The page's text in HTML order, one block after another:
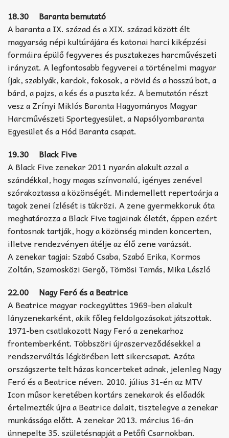
18.30 Baranta bemutató
A baranta a IX. század és a XIX. század között élt
magyarság népi kultúrájára és katonai harci kiképzési
formáira épülő fegyveres és pusztakezes harcművészeti
irányzat. A legfontosabb fegyverei a történelmi magyar
íjak, szablyák, kardok, fokosok, a rövid és a hosszú bot, a
bárd, a pajzs, a kés és a puszta kéz. A bemutatón részt
vesz a Zrínyi Miklós Baranta Hagyományos Magyar
Harcművészeti Sportegyesület, a Napsólyombaranta
Egyesület és a Hód Baranta csapat.
19.30 Black Five
A Black Five zenekar 2011 nyarán alakult azzal a
szándékkal, hogy magas színvonalú, igényes zenével
szórakoztassa a közönségét. Mindemellett repertoárja a
tagok zenei ízlését is tükrözi. A zene gyermekkoruk óta
meghatározza a Black Five tagjainak életét, éppen ezért
fontosnak tartják, hogy a közönség minden koncerten,
illetve rendezvényen átélje az élő zene varázsát.
A zenekar tagjai: Szabó Csaba, Szabó Erika, Kormos
Zoltán, Szamosközi Gergő, Tömösi Tamás, Mika László
22.00 Nagy Feró és a Beatrice
A Beatrice magyar rockegyüttes 1969-ben alakult
lányzenekarként, akik főleg feldolgozásokat játszottak.
1971-ben csatlakozott Nagy Feró a zenekarhoz
frontemberként. Többszöri újraszerveződésekkel a
rendszerváltás légkörében lett sikercsapat. Azóta
országszerte telt házas koncerteket adnak, jelenleg Nagy
Feró és a Beatrice néven. 2010. július 31-én az MTV
Icon műsor keretében kortárs zenekarok és előadók
értelmezték újra a Beatrice dalait, tisztelegve a zenekar
munkássága előtt. A zenekar 2013. március 16-án
ünnepelte 35. születésnapját a Petőfi Csarnokban.